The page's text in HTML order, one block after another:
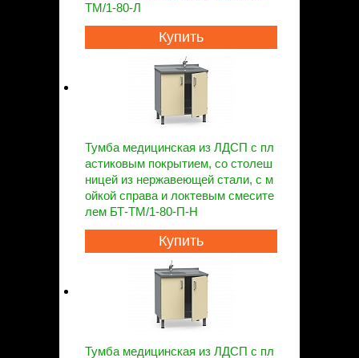
ТМ/1-80-Л
Купить
Тумба медицинская из ЛДСП с пл
астиковым покрытием, со столеш
ницей из нержавеющей стали, с м
ойкой справа и локтевым смесите
лем БТ-ТМ/1-80-П-Н
Купить
Тумба медицинская из ЛДСП с пл